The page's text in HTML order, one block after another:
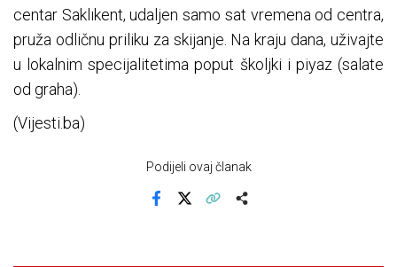
centar Saklıkent, udaljen samo sat vremena od centra,
pruža odličnu priliku za skijanje. Na kraju dana, uživajte
u lokalnim specijalitetima poput školjki i piyaz (salate
od graha).
(Vijesti.ba)
Podijeli ovaj članak